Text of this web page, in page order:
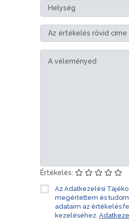
Értékelés:
Az Adatkezelési
megértettem és
adataim az értékelés
kezeléséhez.